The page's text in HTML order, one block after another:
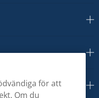
för att
Om du